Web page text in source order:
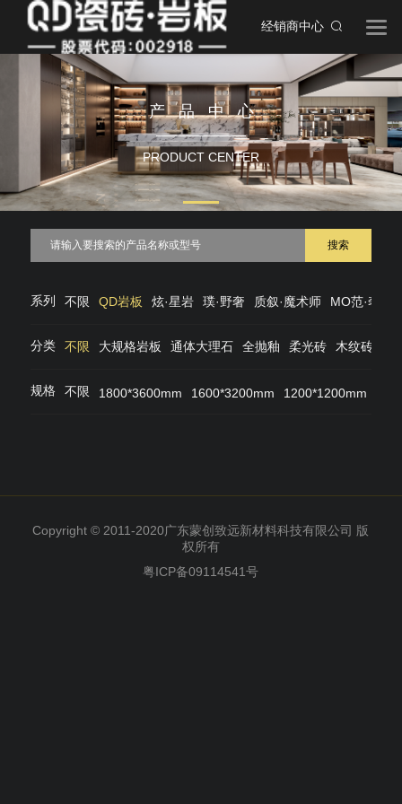
经销商中心
产品中心
PRODUCT CENTER
搜索
系列 不限 QD岩板 炫·星岩 璞·野奢 质叙·魔术师 MO范·奢石
分类 不限 大规格岩板 通体大理石 全抛釉 柔光砖 木纹砖
规格 不限 1800*3600mm 1600*3200mm 1200*1200mm
Copyright © 2011-2020广东蒙创致远新材料科技有限公司 版
权所有
粤ICP备09114541号